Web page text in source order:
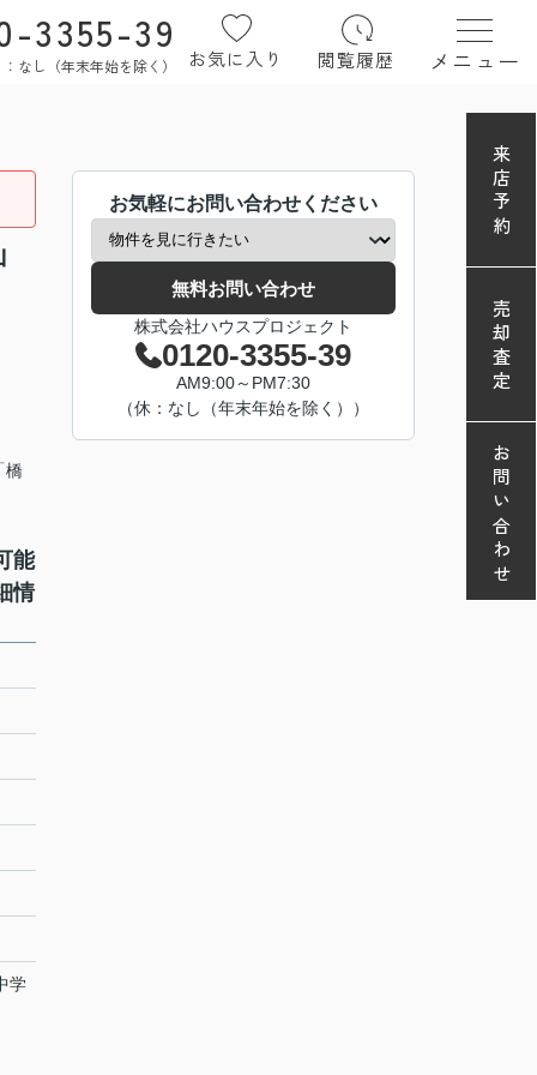
3355-39
なし（年末年始を除く） お気に入り 閲覧履歴 メニュー
橋
能
情
学
お気軽にお問い合わせください
無料お問い合わせ
株式会社ハウスプロジェクト
0120-3355-39
AM9:00～PM7:30
（休：なし（年末年始を除く））
来店予約
売却査定
お問い合わせ